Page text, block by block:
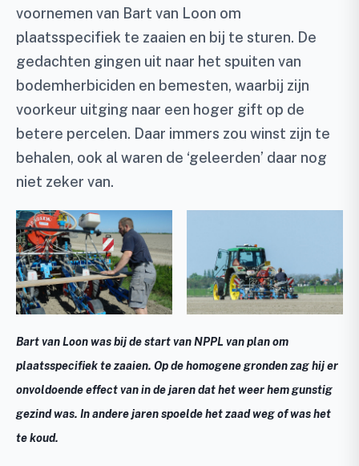
voornemen van Bart van Loon om
plaatsspecifiek te zaaien en bij te sturen. De
gedachten gingen uit naar het spuiten van
bodemherbiciden en bemesten, waarbij zijn
voorkeur uitging naar een hoger gift op de
betere percelen. Daar immers zou winst zijn te
behalen, ook al waren de ‘geleerden’ daar nog
niet zeker van.
Bart van Loon was bij de start van NPPL van plan om
plaatsspecifiek te zaaien. Op de homogene gronden zag hij er
onvoldoende effect van in de jaren dat het weer hem gunstig
gezind was. In andere jaren spoelde het zaad weg of was het
te koud.